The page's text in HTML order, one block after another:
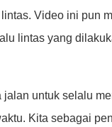
Video ini pun
lintas yang
untuk selalu
Kita sebagai